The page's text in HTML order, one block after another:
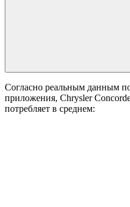
Согласно реальным данным
приложения, Chrysler
потребляет в среднем: